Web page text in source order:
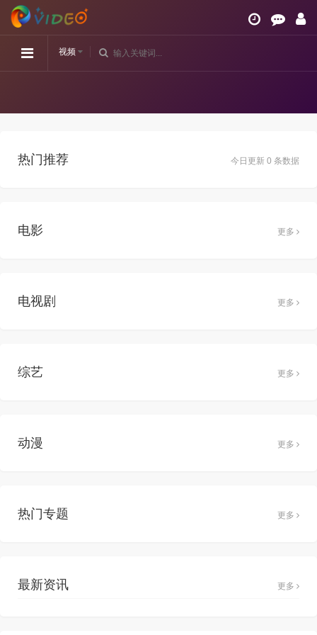
视频
今日更新 0 条数据
热门推荐
电影 更多
电视剧 更多
综艺 更多
动漫 更多
热门专题 更多
最新资讯 更多